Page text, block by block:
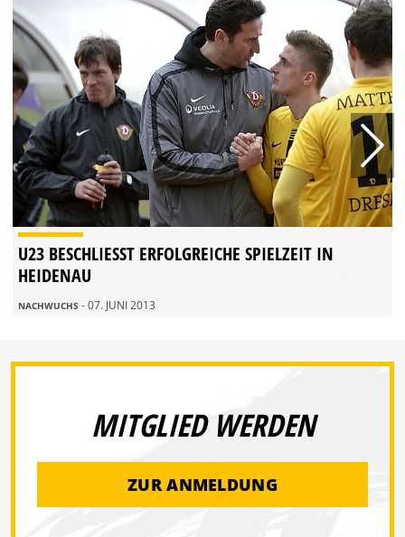
U23 BESCHLIESST ERFOLGREICHE SPIELZEIT IN H
EIDENAU
NACHWUCHS - 07. JUNI 2013
MITGLIED WERDEN
ZUR ANMELDUNG